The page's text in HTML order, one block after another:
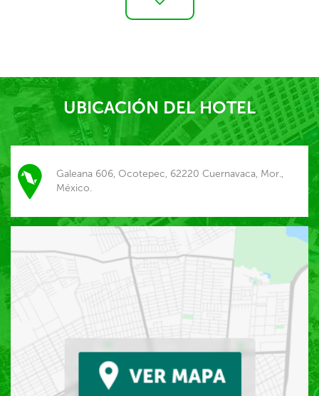
UBICACIÓN DEL HOTEL
Galeana 606, Ocotepec, 62220 Cuernavaca, Mor.,
México.